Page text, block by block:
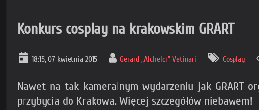
Konkurs cosplay na krakowskim GRART
18:15, 07 kwietnia 2015 Gerard „Alchelor” Vetinari Cosplay
Nawet na tak kameralnym wydarzeniu jak GRART
przybycia do Krakowa. Więcej szczegółów niebawem!